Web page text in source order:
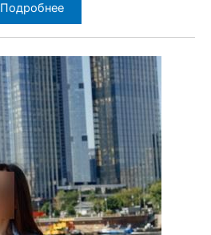
Подробнее